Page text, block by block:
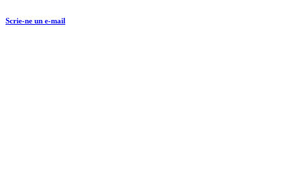
Scrie-ne un e-mail